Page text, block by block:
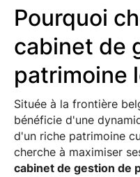
Pourquoi
cabinet de
patrimoine
Située à la frontière
bénéficie d'une
d'un riche patrimoine
cherche à maximiser
cabinet de gestion de